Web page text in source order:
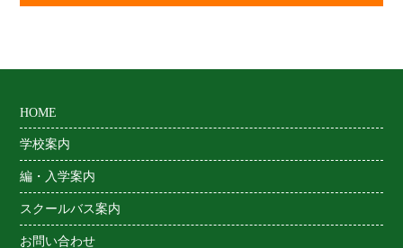
HOME
学校案内
編・入学案内
スクールバス案内
お問い合わせ